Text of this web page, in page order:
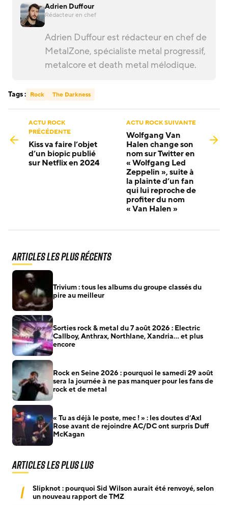
Adrien Duffour
Rédacteur en chef
Adrien Duffour est rédacteur en chef de
MetalZone, spécialiste metal progressif,
metalcore et death metal mélodique.
Tags : Rock The Darkness
ACTU ROCK
PRÉCÉDENTE
Kiss va faire l’objet
d’un biopic publié
sur Netflix en 2024
ACTU ROCK SUIVANTE
Wolfgang Van
Halen change son
nom sur Twitter en
« Wolfgang Led
Zeppelin », suite à
la plainte d’un fan
qui lui reproche de
profiter du nom
« Van Halen »
Articles les plus récents
Trivium : tous les albums du groupe classés du
pire au meilleur
Sorties rock & metal du 7 août 2026 : Electric
Callboy, Anthrax, Northlane, Xandria… et plus
encore
Rock en Seine 2026 : pourquoi le samedi 29 août
sera la journée à ne pas manquer pour les fans de
rock et de metal
« Tu as déjà le poste, mec ! » : les doutes d’Axl
Rose avant de rejoindre AC/DC ont surpris Duff
McKagan
Articles les plus lus
1
Slipknot : pourquoi Sid Wilson aurait été renvoyé, selon
un nouveau rapport de TMZ